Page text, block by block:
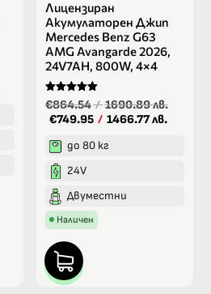
Лицензиран
Акумулаторен Джип
Mercedes Benz G63
AMG Avangarde 2026,
24V7AH, 800W, 4×4
Оценено на
5.00
от 5
€864.54/1690.89 лв.
€749.95 / 1466.77 лв.
до 80 кг
24V
Двуместни
Наличен